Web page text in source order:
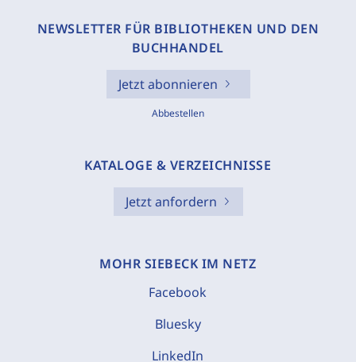
NEWSLETTER FÜR BIBLIOTHEKEN UND DEN
BUCHHANDEL
Jetzt abonnieren
Abbestellen
KATALOGE & VERZEICHNISSE
Jetzt anfordern
MOHR SIEBECK IM NETZ
Facebook
Bluesky
LinkedIn